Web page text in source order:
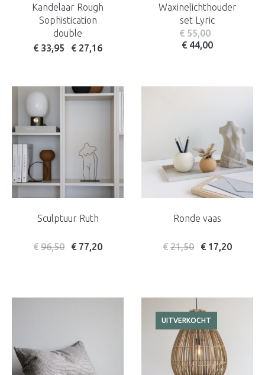
Kandelaar Rough
Sophistication
double
Oorspronkelijke prijs was: € 52,95.
€ 33,95Huidige prijs is: € 33,95.
€ 27,16
Waxinelichthouder
set Lyric
€ 55,00
€ 44,00
Sculptuur Ruth
€ 96,50 € 77,20
Ronde vaas
€ 21,50 € 17,20
UITVERKOCHT